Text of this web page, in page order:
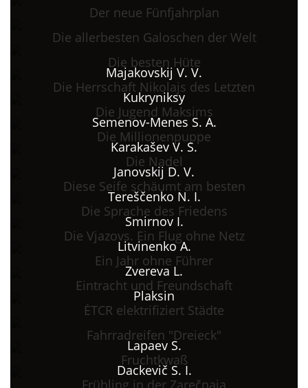
Der neue Fünfjahrplan
Die allerbesten Galoschen der Welt
Die besten Hüte
Majakovskij V. V.
Die Herrschaft Nikolajs des Letzten
Kukryniksy
Die Jugend Maksims
Semenov-Menes S. A.
Die Millionenpuppe
Karakašev V. S.
Die Nadel
Janovskij D. V.
Diese Seife schäumt am besten
Tereščenko N. I.
Die Sprache des Friedens
Smirnov I.
Die Vjazovs. Ein Flug ohne Netz
Litvinenko A.
Ein Jahr ohne Führer
Zvereva L.
Eintracht und Freundschaft
Plaksin
ĖTCR elektrifiziert Städte
Fahrradreifen "Dreieck"
Lapaev S.
Fruchtkwaß
Dackevič S. I.
Frühling in der Zarečnaja